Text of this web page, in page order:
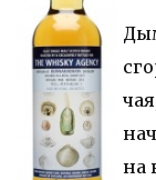
на